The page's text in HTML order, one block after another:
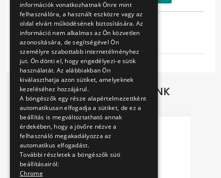
Tulajdonságok
Sál gyűrű busz
TOVÁBBI AJÁNLATAINK
információk vonatkozhatnak Önre mint
felhasználóra, a használt eszközre vagy az
oldal elvárt működésének biztosítására. Az
információ nem alkalmas az Ön közvetlen
azonosítására, de segítségével Ön
személyre szabottabb internetélményhez
jut. Ön dönti el, hogy engedélyezi-e sütik
használatát. Az alábbiakban Ön
kiválaszthatja azon sütiket, amelyeknek
kezeléséhez hozzájárul.
A böngészők egy része alapértelmezettként
automatikusan elfogadja a sütiket, de ez a
beállítás is megváltoztatható annak
érdekében, hogy a jövőre nézve a
felhasználó megakadályozza az
automatikus elfogadást.
További részletek a böngészők süti
beállításairól:
Chrome